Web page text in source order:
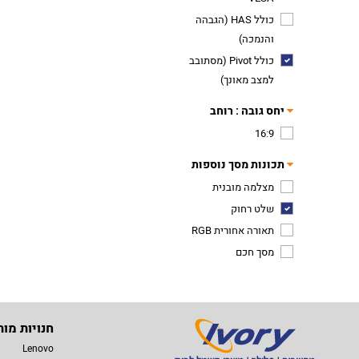
כולל HAS (הגבהה
והנמכה)
כולל Pivot (מסתובב
למצב מאונך)
יחס גובה : רוחב
16:9
תכונות מסך נוספות
מצלמה מובנית
שלט רחוק
תאורה אחורית RGB
מסך חכם
חנויות
Lenovo